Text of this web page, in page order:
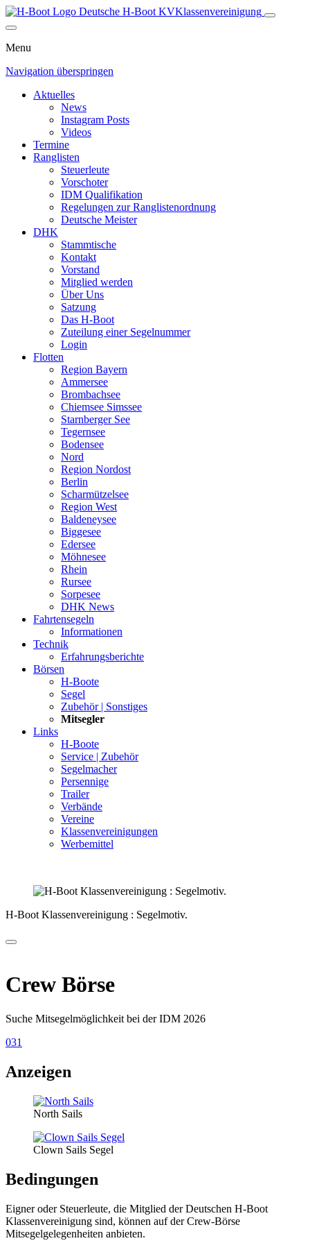
Deutsche H-Boot KVKlassenvereinigung
Menu
Navigation überspringen
Aktuelles
News
Instagram Posts
Videos
Termine
Ranglisten
Steuerleute
Vorschoter
IDM Qualifikation
Regelungen zur Ranglistenordnung
Deutsche Meister
DHK
Stammtische
Kontakt
Vorstand
Mitglied werden
Über Uns
Satzung
Das H-Boot
Zuteilung einer Segelnummer
Login
Flotten
Region Bayern
Ammersee
Brombachsee
Chiemsee Simssee
Starnberger See
Tegernsee
Bodensee
Nord
Region Nordost
Berlin
Scharmützelsee
Region West
Baldeneysee
Biggesee
Edersee
Möhnesee
Rhein
Rursee
Sorpesee
DHK News
Fahrtensegeln
Informationen
Technik
Erfahrungsberichte
Börsen
H-Boote
Segel
Zubehör | Sonstiges
Mitsegler
Links
H-Boote
Service | Zubehör
Segelmacher
Persennige
Trailer
Verbände
Vereine
Klassenvereinigungen
Werbemittel
H-Boot Klassenvereinigung : Segelmotiv.
Crew Börse
Suche Mitsegelmöglichkeit bei der IDM 2026
031
Anzeigen
North Sails
Clown Sails Segel
Bedingungen
Eigner oder Steuerleute, die Mitglied der Deutschen H-Boot
Klassenvereinigung sind, können auf der Crew-Börse
Mitsegelgelegenheiten anbieten.